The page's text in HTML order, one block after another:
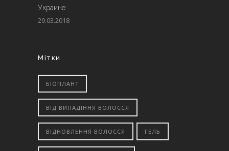
Украине
29.03.2018
Мітки
БІОПЛАНТ
ВІД ВИПАДІННЯ ВОЛОССЯ
ВІДНОВЛЕННЯ ВОЛОССЯ ГЕЛЬ